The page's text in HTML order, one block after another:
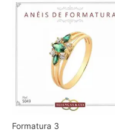
Formatura 3